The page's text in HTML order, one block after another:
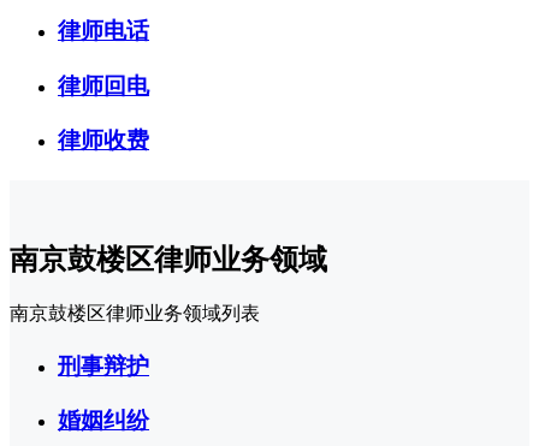
律师电话
律师回电
律师收费
南京鼓楼区律师业务领域
南京鼓楼区律师业务领域列表
刑事辩护
婚姻纠纷